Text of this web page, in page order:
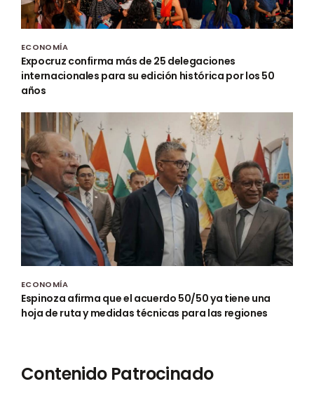
ECONOMÍA
Expocruz confirma más de 25 delegaciones
internacionales para su edición histórica por los 50
años
ECONOMÍA
Espinoza afirma que el acuerdo 50/50 ya tiene una
hoja de ruta y medidas técnicas para las regiones
Contenido Patrocinado